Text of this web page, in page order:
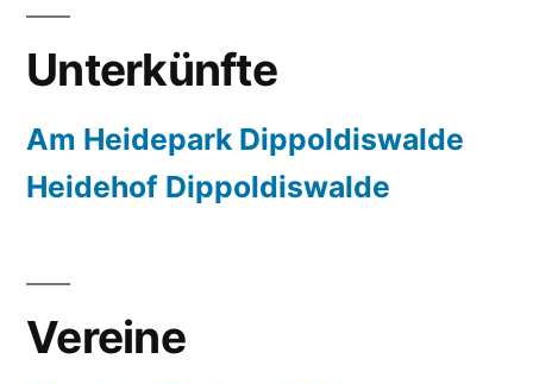
Unterkünfte
Am Heidepark Dippoldiswalde
Heidehof Dippoldiswalde
Vereine